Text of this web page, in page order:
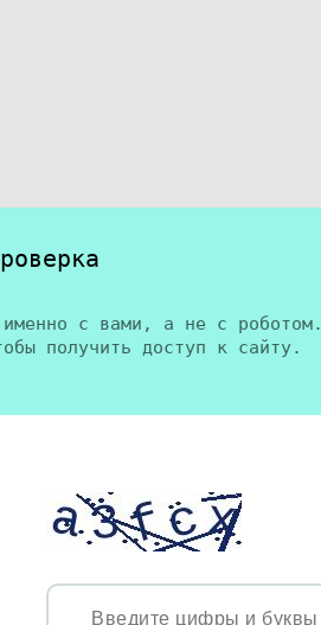
с вами, а не с роботом.
получить доступ к сайту.